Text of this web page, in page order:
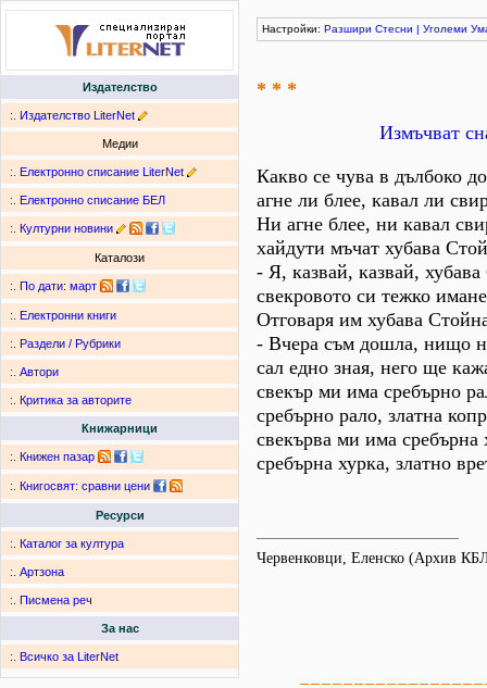
Издателство
:. Издателство LiterNet
Медии
:. Електронно списание LiterNet
:. Електронно списание БЕЛ
:. Културни новини
Каталози
:. По дати: март
:. Електронни книги
:. Раздели / Рубрики
:. Автори
:. Критика за авторите
Книжарници
:. Книжен пазар
:. Книгосвят: сравни цени
Ресурси
:. Каталог за култура
:. Артзона
:. Писмена реч
За нас
:. Всичко за LiterNet
Настройки: Разшири Стесни | Уголеми
* * *
Измъчват
Какво се чува в дълбоко
агне ли блее, кавал ли
Ни агне блее, ни кавал
хайдути мъчат хубава
- Я, казвай, казвай,
свекровото си тежко
Отговаря им хубава
- Вчера съм дошла, нищо
сал едно зная, него ще
свекър ми има сребърно
сребърно рало, златна
свекърва ми има сребърна
сребърна хурка, златно
Червенковци, Еленско (Архив